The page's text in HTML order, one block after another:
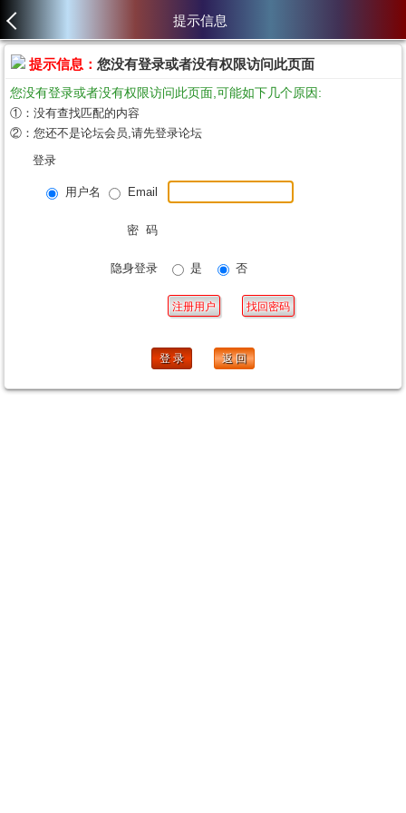
提示信息
提示信息： 您没有登录或者没有权限访问此页面
您没有登录或者没有权限访问此页面,可能如下几个原因:
①：没有查找匹配的内容
②：您还不是论坛会员,请先登录论坛
登录
用户名 Email
密 码
隐身登录 是 否